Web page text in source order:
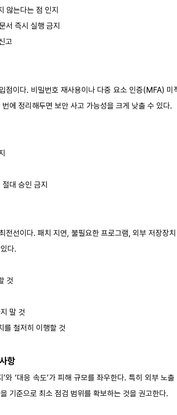
않는다는 점 인지
서 즉시 실행 금지
고
점이다. 비밀번호 재사용이나 다중 요소 인증(MFA)
에 정리해두면 보안 사고 가능성을 크게 낮출 수 있다.
대 승인 금지
전선이다. 패치 지연, 불필요한 프로그램, 외부 저장장
다.
것
말 것
를 철저히 이행할 것
항
’와 ‘대응 속도’가 피해 규모를 좌우한다. 특히 외부
기준으로 최소 점검 범위를 확보하는 것을 권고한다.